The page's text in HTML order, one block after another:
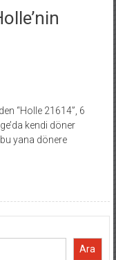
“Holle 21614”, 6
kendi döner
bu yana dönere
Ara